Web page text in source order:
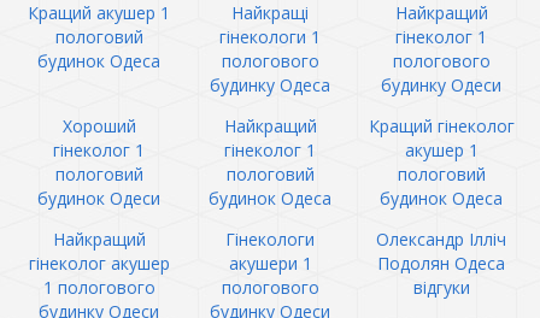
Кращий акушер 1
пологовий
будинок Одеса
Найкращі
гінекологи 1
пологового
будинку Одеса
Найкращий
гінеколог 1
пологового
будинку Одеси
Хороший
гінеколог 1
пологовий
будинок Одеси
Найкращий
гінеколог 1
пологовий
будинок Одеса
Кращий гінеколог
акушер 1
пологовий
будинок Одеса
Найкращий
гінеколог акушер
1 пологового
будинку Одеси
Гінекологи
акушери 1
пологового
будинку Одеси
Олександр Ілліч
Подолян Одеса
відгуки